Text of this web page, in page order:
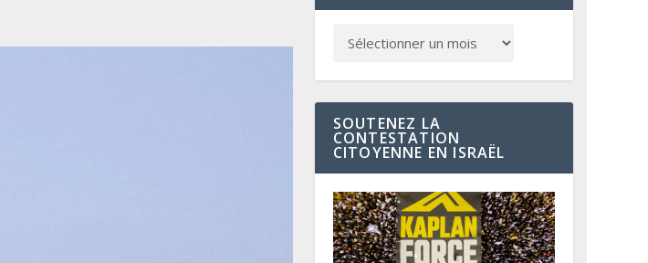
SOUTENEZ LA
CONTESTATION
CITOYENNE EN ISRAËL